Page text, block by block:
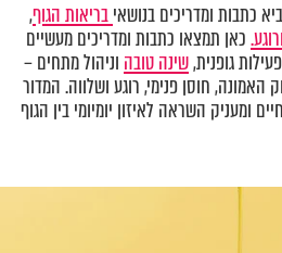
כתבות ומדריכים בנושאיבריאות הגוף,
כאן תמצאו כתבות ומדריכים מעשיים
גופנית,שינה טובה וניהול מתחים –
האמונה, חוסן פנימי, רוגע ושלווה. המדור
ומעניק השראה לאיזון יומיומי בין הגוף